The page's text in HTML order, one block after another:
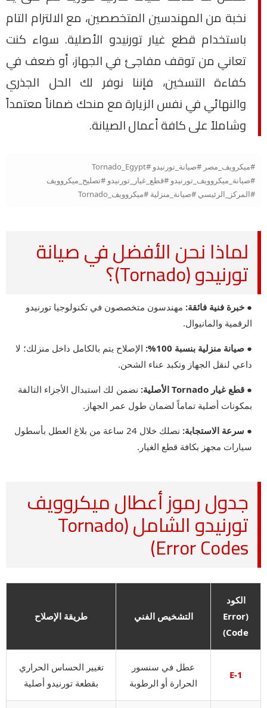
نخبة من المهندسين المتخصصين، مع الالتزام التام
باستخدام قطع غيار تورنيدو الأصلية. سواء كنت
تعاني من توقف مفاجئ في الجهاز، أو ضعف في
كفاءة التسخين، فإننا نوفر لك الحل الجذري
والنهائي في نفس الزيارة مع منحك ضماناً معتمداً
وشاملاً على كافة أعمال الصيانة.
#ميكرويف_مصر #صيانة_تورنيدو #Tornado_Egypt
#صيانة_ميكروويف_تورنيدو #قطع_غيار_تورنيدو #تصليح_ميكروويف
#المركز_الرئيسي #صيانة_منزلية #ميكروويف_Tornado
لماذا نحن الأفضل في صيانة
تورنيدو (Tornado)؟
● خبرة فنية فائقة: مهندسون متخصصون في تكنولوجيا تورنيدو
الرقمية والمانيوال.
● صيانة منزلية بنسبة 100%:
الإصلاح يتم بالكامل داخل منزلك؛ لا
داعي لنقل الجهاز وتكبد عناء الشحن.
● قطع غيار Tornado الأصلية:
نضمن لك استبدال الأجزاء التالفة
بمكونات أصلية تماماً لضمان طول عمر الجهاز.
● سرعة الاستجابة:
نصلك خلال 24 ساعة من بلاغ العطل بأسطول
سيارات مجهز بكافة قطع الغيار.
جدول رموز أعطال ميكروويف
تورنيدو الشامل (Tornado
Error Codes)
الكود
(Error
Code)
التشخيص الفني طريقة الإصلاح
E-1
عطل في سنسور
الحرارة أو الرطوبة
تغيير الحساس الحراري
بقطعة تورنيدو أصلية